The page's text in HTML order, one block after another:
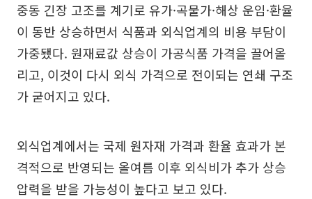
중동 긴장 고조를 계기로 유가·곡물가·해상 운임·환율
이 동반 상승하면서 식품과 외식업계의 비용 부담이
가중됐다. 원재료값 상승이 가공식품 가격을 끌어올
리고, 이것이 다시 외식 가격으로 전이되는 연쇄 구조
가 굳어지고 있다.
외식업계에서는 국제 원자재 가격과 환율 효과가 본
격적으로 반영되는 올여름 이후 외식비가 추가 상승
압력을 받을 가능성이 높다고 보고 있다.